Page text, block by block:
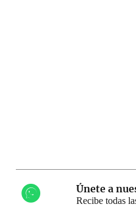
Únete a
Recibe todas